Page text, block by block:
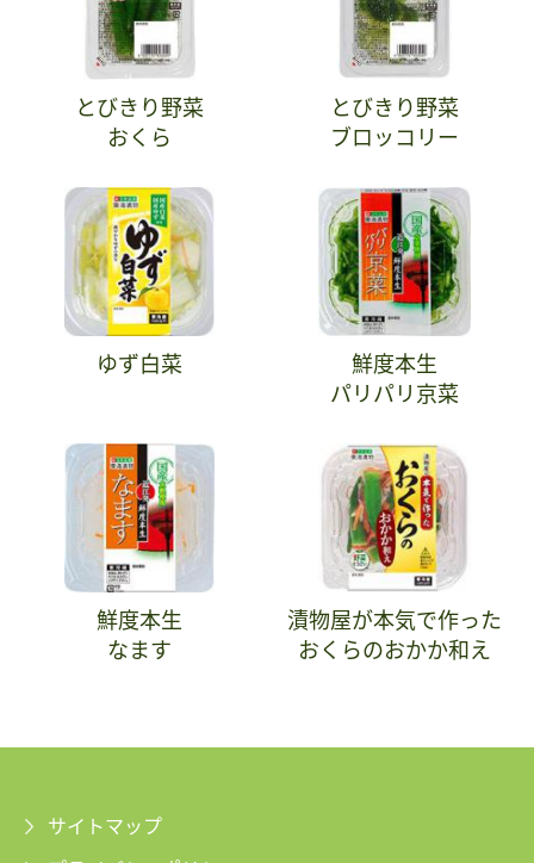
とびきり野菜
おくら
とびきり野菜
ブロッコリー
ゆず白菜
鮮度本生
パリパリ京菜
鮮度本生
なます
漬物屋が本気で作った
おくらのおかか和え
サイトマップ